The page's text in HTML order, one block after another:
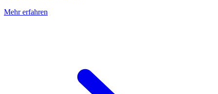
Mehr erfahren